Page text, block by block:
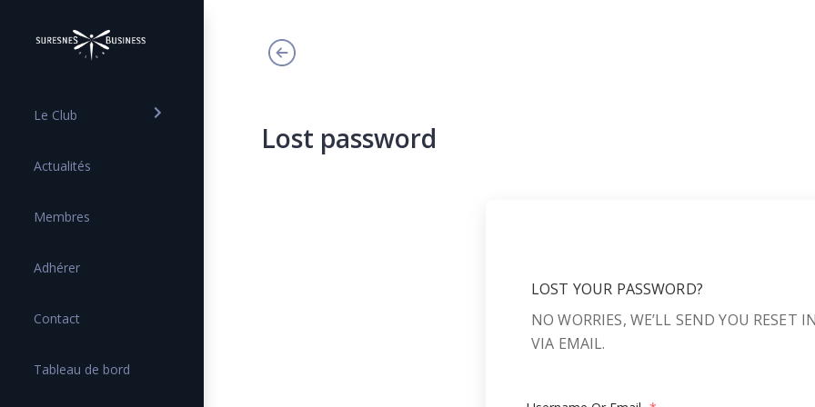
Le Club
Actualités
Membres
Adhérer
Contact
Tableau de bord
Lost password
LOST YOUR PASSWORD?
NO WORRIES, WE’LL SEND YOU RESET
VIA EMAIL.